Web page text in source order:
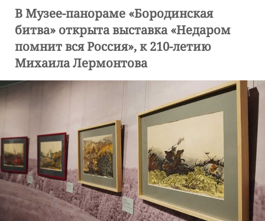
В Музее-панораме «Бородинская
битва» открыта выставка «Недаром
помнит вся Россия», к 210-летию
Михаила Лермонтова